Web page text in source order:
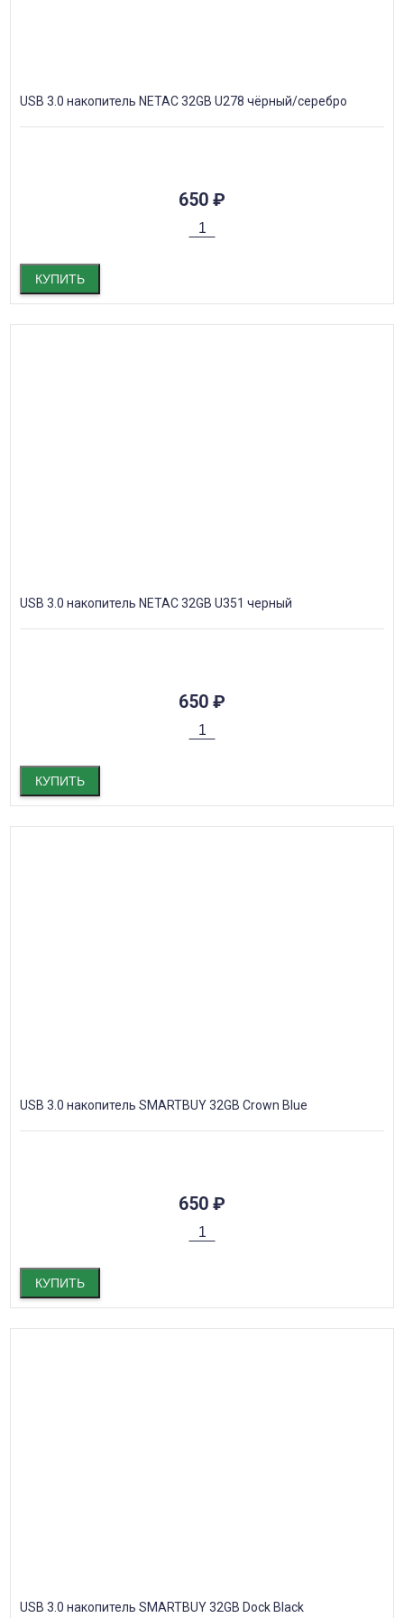
USB 3.0 накопитель NETAC 32GB U278 чёрный/серебро
650 ₽
КУПИТЬ
USB 3.0 накопитель NETAC 32GB U351 черный
650 ₽
КУПИТЬ
USB 3.0 накопитель SMARTBUY 32GB Crown Blue
650 ₽
КУПИТЬ
USB 3.0 накопитель SMARTBUY 32GB Dock Black